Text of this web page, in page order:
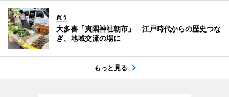
買う
大多喜「夷隅神社朝市」 江戸時代からの歴史つな
ぎ、地域交流の場に
もっと見る